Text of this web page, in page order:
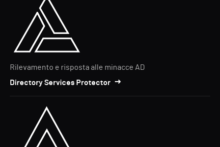
Rilevamento e risposta alle minacce AD
Directory Services Protector